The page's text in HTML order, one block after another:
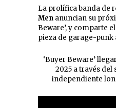
La prolífica banda de
Men anuncian su
Beware’, y comparte
pieza de garage-punk
‘Buyer Beware’
2025 a través
independiente